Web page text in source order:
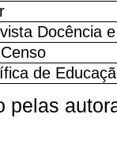
Docência
de
pelas